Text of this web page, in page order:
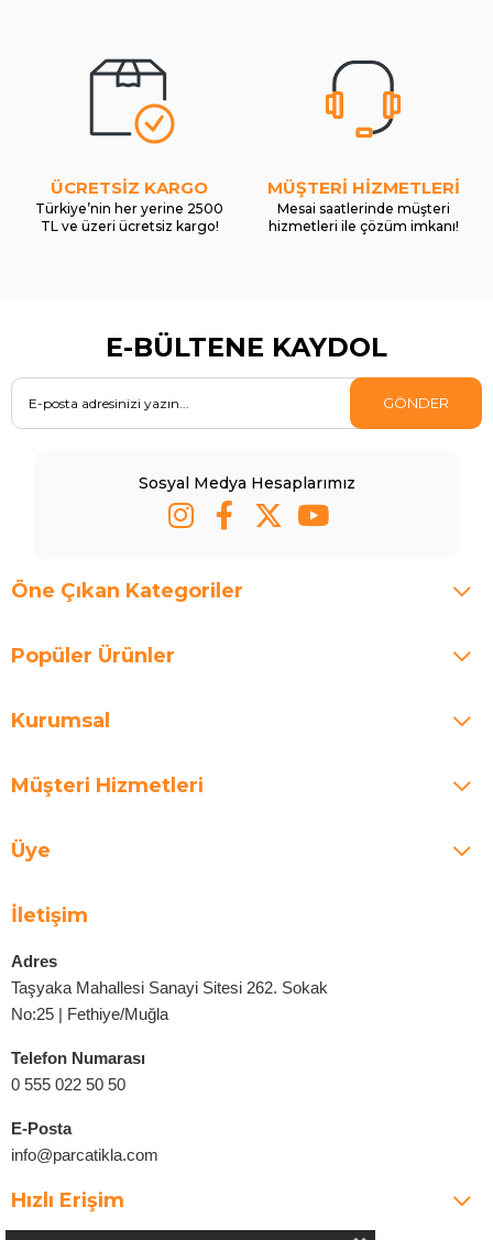
ÜCRETSİZ KARGO
Türkiye’nin her yerine 2500
TL ve üzeri ücretsiz kargo!
MÜŞTERİ HİZMETLERİ
Mesai saatlerinde müşteri
hizmetleri ile çözüm imkanı!
E-BÜLTENE KAYDOL
GÖNDER
Sosyal Medya Hesaplarımız
Öne Çıkan Kategoriler
Popüler Ürünler
Kurumsal
Müşteri Hizmetleri
Üye
İletişim
Adres
Taşyaka Mahallesi Sanayi Sitesi 262. Sokak
No:25 | Fethiye/Muğla
Telefon Numarası
0 555 022 50 50
E-Posta
info@parcatikla.com
Hızlı Erişim